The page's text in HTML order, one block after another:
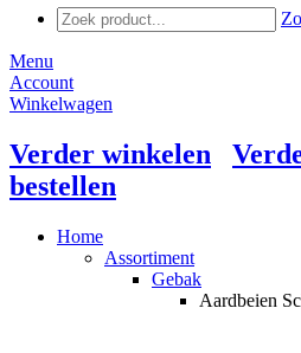
Menu
Account
Winkelwagen
Verder winkelen
bestellen
Home
Assortiment
Gebak
Aardbeien